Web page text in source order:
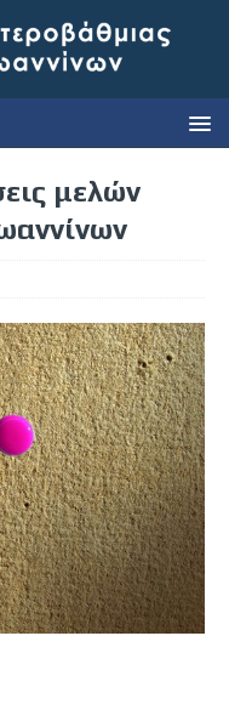
μελών